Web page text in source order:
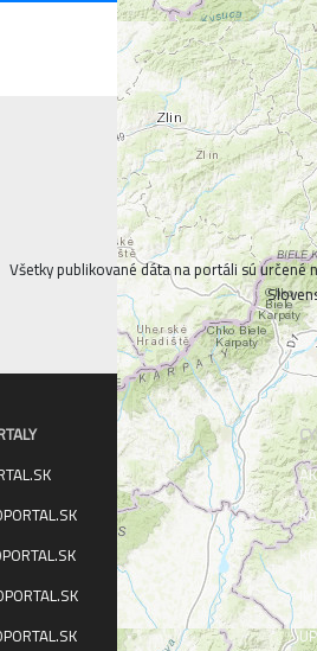
Všetky publikované dáta na portáli sú
INFO